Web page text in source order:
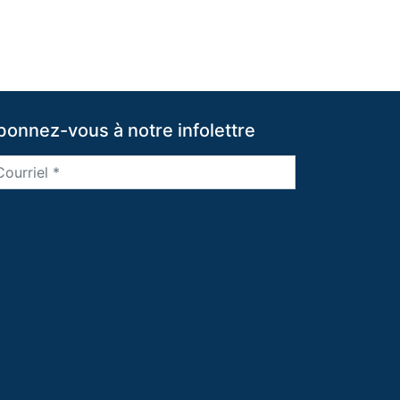
vous à notre infolettre